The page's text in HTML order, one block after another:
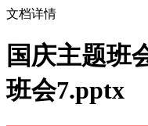
文档详情
国庆主题班
班会7.pptx